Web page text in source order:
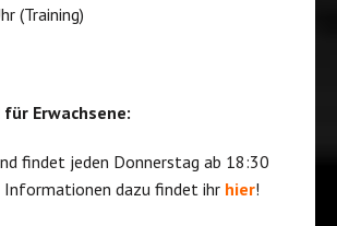
(Training)
Erwachsene:
findet jeden Donnerstag ab 18:30
dazu findet ihr hier!